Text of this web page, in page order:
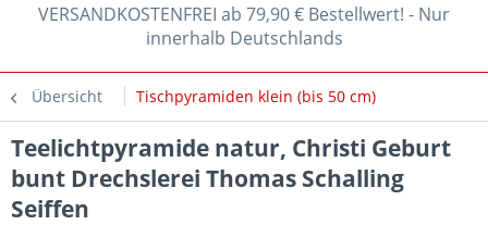
VERSANDKOSTENFREI ab 79,90 € Bestellwert! - Nur
innerhalb Deutschlands
Übersicht Tischpyramiden klein (bis 50 cm)
Teelichtpyramide natur, Christi Geburt
bunt Drechslerei Thomas Schalling
Seiffen